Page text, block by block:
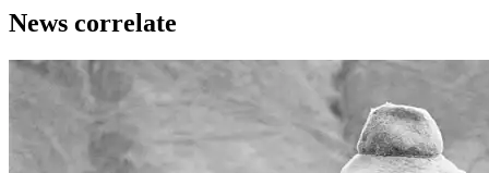
News correlate